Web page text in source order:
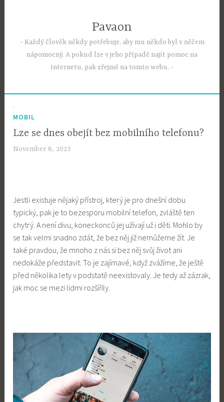
Pavaon
Každý člověk někdy potřebuje, aby mu někdo byl v něčem
nápomocný. A pokud lze v jeho případě najít pomoc na
internetu, pak zřejmě na tomto webu.
MOBIL
Lze se dnes obejít bez mobilního telefonu?
November 8, 2023
Jestli existuje nějaký přístroj, který je pro dnešní dobu
typický, pak je to bezesporu mobilní telefon, zvláště ten
chytrý. A není divu, koneckonců jej užívají už i děti. Mohlo by
se tak velmi snadno zdát, že bez něj již nemůžeme žít. Je
také pravdou, že mnoho z nás si bez něj svůj život ani
nedokáže představit. To je zajímavé, když zvážíme, že ještě
před několika lety v podstatě neexistovaly. Je tedy až zázrak,
jak moc se mezi lidmi rozšířily.